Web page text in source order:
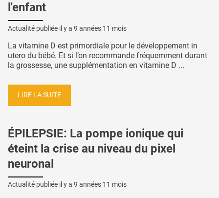
l'enfant
Actualité publiée il y a 9 années 11 mois
La vitamine D est primordiale pour le développement in
utero du bébé. Et si l’on recommande fréquemment durant
la grossesse, une supplémentation en vitamine D ...
LIRE LA SUITE
ÉPILEPSIE: La pompe ionique qui
éteint la crise au niveau du pixel
neuronal
Actualité publiée il y a 9 années 11 mois